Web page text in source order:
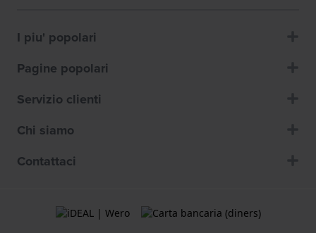
I piu' popolari
Pagine popolari
Servizio clienti
Chi siamo
Contattaci